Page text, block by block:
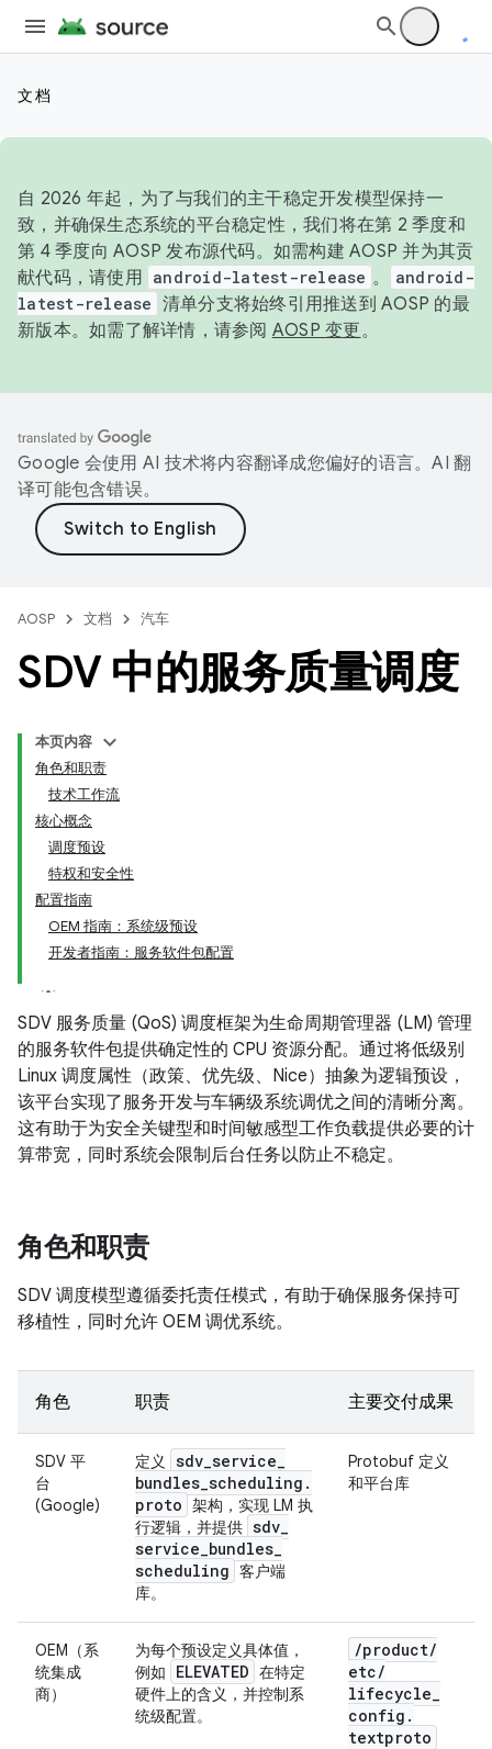
文档
自 2026 年起，为了与我们的主干稳定开发模型保持一
致，并确保生态系统的平台稳定性，我们将在第 2 季度和
第 4 季度向 AOSP 发布源代码。如需构建 AOSP 并为其贡
献代码，请使用 android-latest-release 。
android-
latest-release 清单分支将始终引用推送到 AOSP 的最
新版本。如需了解详情，请参阅 AOSP 变更。
Google 会使用 AI 技术将内容翻译成您偏好的语言。AI 翻
译可能包含错误。
AOSP 文档 汽车
SDV 中的服务质量调度
本页内容
角色和职责
技术工作流
核心概念
调度预设
特权和安全性
配置指南
OEM 指南：系统级预设
开发者指南：服务软件包配置
SDV 服务质量 (QoS) 调度框架为生命周期管理器 (LM) 管理
的服务软件包提供确定性的 CPU 资源分配。通过将低级别
Linux 调度属性（政策、优先级、Nice）抽象为逻辑预设，
该平台实现了服务开发与车辆级系统调优之间的清晰分离。
这有助于为安全关键型和时间敏感型工作负载提供必要的计
算带宽，同时系统会限制后台任务以防止不稳定。
角色和职责
SDV 调度模型遵循委托责任模式，有助于确保服务保持可
移植性，同时允许 OEM 调优系统。
角色 职责 主要交付成果
SDV 平
台
(Google)
定义 sdv_service_
bundles_scheduling .
proto 架构，实现 LM 执
行逻辑，并提供 sdv_
service_bundles_
scheduling 客户端
库。
Protobuf 定义
和平台库
OEM（系
统集成
商）
为每个预设定义具体值，
例如
ELEVATED 在特定
硬件上的含义，并控制系
统级配置。
/product/
etc/
lifecycle_
config .
textproto